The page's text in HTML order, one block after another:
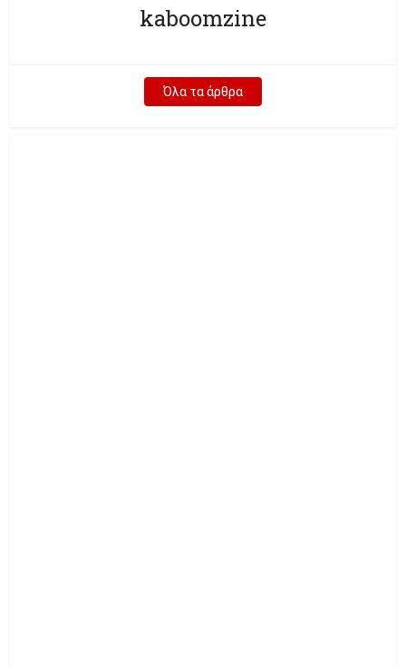
kaboomzine
Όλα τα άρθρα